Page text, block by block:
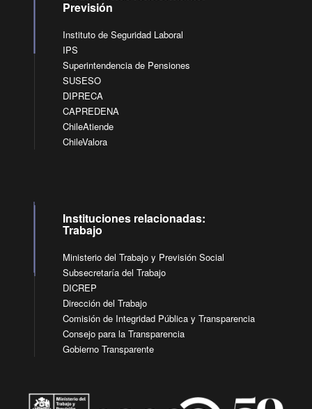
Previsión
Instituto de Seguridad Laboral
IPS
Superintendencia de Pensiones
SUSESO
DIPRECA
CAPREDENA
ChileAtiende
ChileValora
Instituciones relacionadas:
Trabajo
Ministerio del Trabajo y Previsión Social
Subsecretaría del Trabajo
DICREP
Dirección del Trabajo
Comisión de Integridad Pública y Transparencia
Consejo para la Transparencia
Gobierno Transparente